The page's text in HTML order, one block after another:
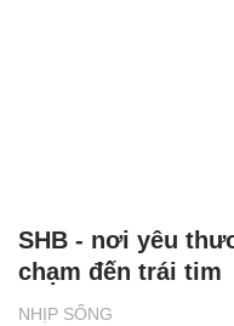
NHỊP SỐNG
SHB - nơi yêu
chạm đến trái tim